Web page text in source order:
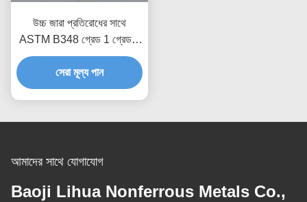
উচ্চ জারা প্রতিরোধের সাথে
ASTM B348 গ্রেড 1 গ্রেড 2
বিশুদ্ধ টাইটানিয়াম ওয়েল্ডিং ওয়্যার
সেরা মূল্য পান
আমাদের সাথে যোগাযোগ
Baoji Lihua Nonferrous Metals Co.,